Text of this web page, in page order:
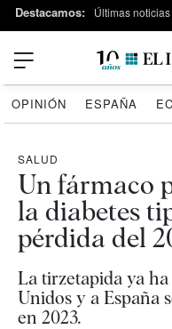
Destacamos: Últimas noticias
OPINIÓN ESPAÑA
SALUD
Un fármaco
la diabetes
pérdida del
La tirzetapida ya
Unidos y a España
en 2023.